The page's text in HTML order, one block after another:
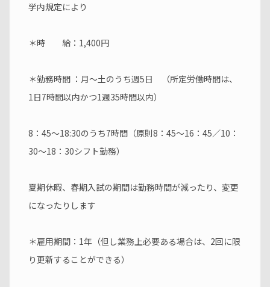
学内規定により
＊時　　給：1,400円
＊勤務時間 ：月～土のうち週5日　（所定労働時間は、
1日7時間以内かつ1週35時間以内）
8：45～18:30のうち7時間（原則8：45～16：45／10：
30～18：30シフト勤務）
夏期休暇、春期入試の期間は勤務時間が減ったり、変更
になったりします
＊雇用期間：1年（但し業務上必要ある場合は、2回に限
り更新することができる）